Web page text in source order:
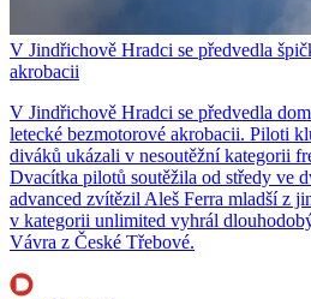
V Jindřichově Hradci se předvedla
akrobacii
V Jindřichově Hradci se předvedla
letecké bezmotorové akrobacii. Piloti
diváků ukázali v nesoutěžní kategorii
Dvacítka pilotů soutěžila od středy ve
advanced zvítězil Aleš Ferra mladší z
v kategorii unlimited vyhrál
Vávra z České Třebové.